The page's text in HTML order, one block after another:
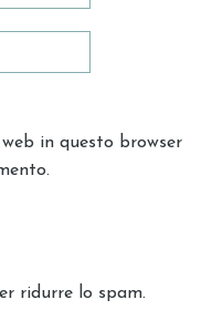
in questo browser
ridurre lo spam.